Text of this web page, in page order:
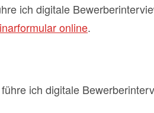
ich digitale
online.